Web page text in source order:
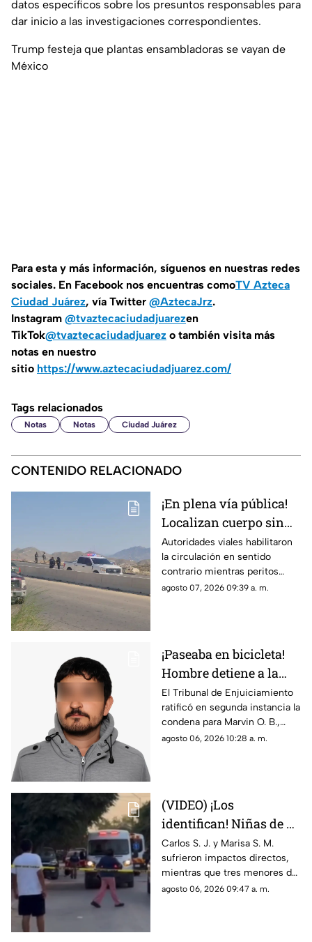
datos específicos sobre los presuntos responsables para
dar inicio a las investigaciones correspondientes.
Trump festeja que plantas ensambladoras se vayan de
México
Para esta y más información, síguenos en nuestras redes
sociales. En Facebook nos encuentras comoTV Azteca
Ciudad Juárez, vía Twitter @AztecaJrz.
Instagram @tvaztecaciudadjuarezen
TikTok@tvaztecaciudadjuarez o también visita más
notas en nuestro
sitio https://www.aztecaciudadjuarez.com/
Tags relacionados
Notas Notas Ciudad Juárez
CONTENIDO RELACIONADO
¡En plena vía pública!
Localizan cuerpo sin
vida en Camino Real;
desvían tráfico
Autoridades viales habilitaron
la circulación en sentido
contrario mientras peritos
procesan la escena; solicitan
agosto 07, 2026 09:39 a. m.
¡Paseaba en bicicleta!
Hombre detiene a la
fuerza a menor de 12
años y lo viola en
Chihuahua; así logró
escapar
El Tribunal de Enjuiciamiento
ratificó en segunda instancia la
condena para Marvin O. B.,
quien agredió a un niño de 12
agosto 06, 2026 10:28 a. m.
(VIDEO) ¡Los
identifican! Niñas de 9
y 11 años y un
adolescente entre los
heridos de gravedad en
el ataque de esta
Carlos S. J. y Marisa S. M.
sufrieron impactos directos,
mientras que tres menores de
14, 11 y 9 años resultaron
agosto 06, 2026 09:47 a. m.